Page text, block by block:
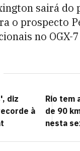
sairá do
o prospecto
no OGX-
diz
à
Rio tem
de 90
nesta